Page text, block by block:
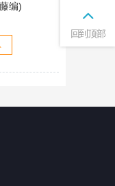
编)
回到顶部